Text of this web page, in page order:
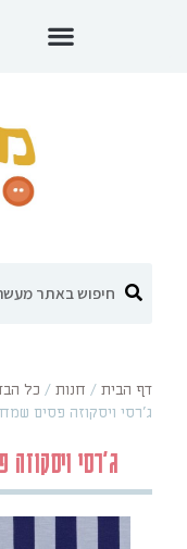
דף הבית / חנות / כל
ג'רסי ויסקוזה פסים
ג'רסי ויסקוזה